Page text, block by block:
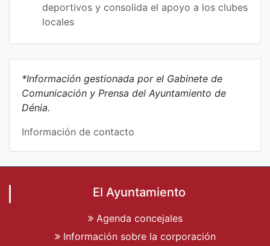
deportivos y consolida el apoyo a los clubes
locales
*Información gestionada por el Gabinete de
Comunicación y Prensa del Ayuntamiento de
Dénia.
Información de contacto
El Ayuntamiento
Agenda concejales
Información sobre la corporación